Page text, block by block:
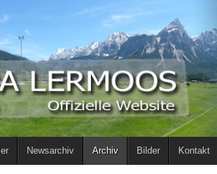
Newsarchiv Archiv Bilder Kontakt